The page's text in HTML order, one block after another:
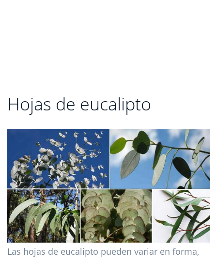
Hojas de eucalipto
Las hojas de eucalipto pueden variar en forma,